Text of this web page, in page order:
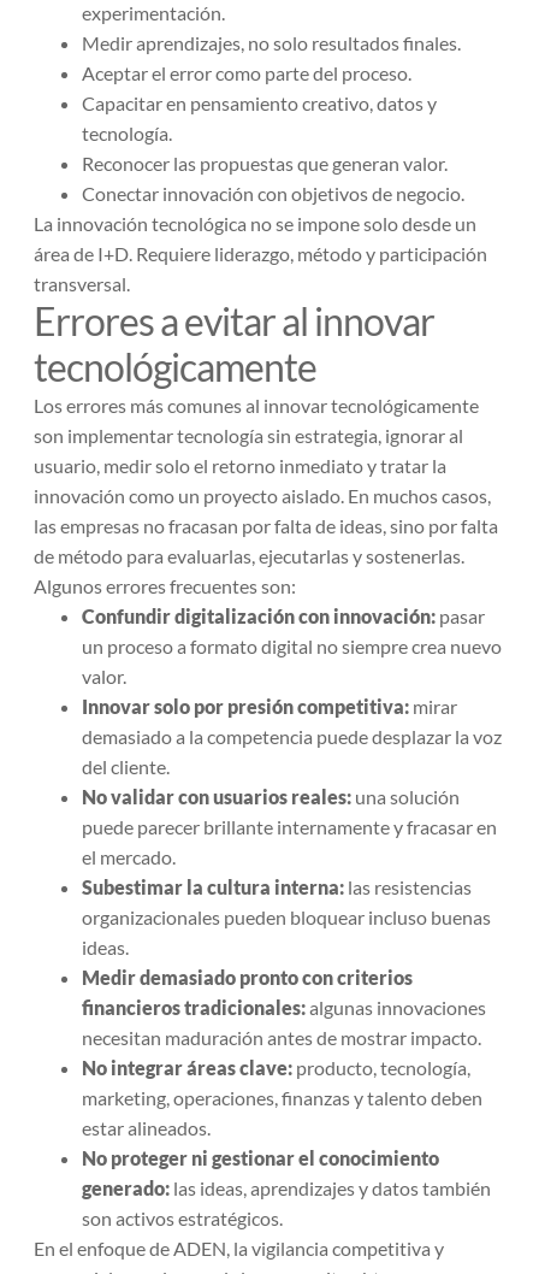
experimentación.
Medir aprendizajes, no solo resultados finales.
Aceptar el error como parte del proceso.
Capacitar en pensamiento creativo, datos y
tecnología.
Reconocer las propuestas que generan valor.
Conectar innovación con objetivos de negocio.
La innovación tecnológica no se impone solo desde un
área de I+D. Requiere liderazgo, método y participación
transversal.
Errores a evitar al innovar
tecnológicamente
Los errores más comunes al innovar tecnológicamente
son implementar tecnología sin estrategia, ignorar al
usuario, medir solo el retorno inmediato y tratar la
innovación como un proyecto aislado. En muchos casos,
las empresas no fracasan por falta de ideas, sino por falta
de método para evaluarlas, ejecutarlas y sostenerlas.
Algunos errores frecuentes son:
Confundir digitalización con innovación: pasar
un proceso a formato digital no siempre crea nuevo
valor.
Innovar solo por presión competitiva: mirar
demasiado a la competencia puede desplazar la voz
del cliente.
No validar con usuarios reales: una solución
puede parecer brillante internamente y fracasar en
el mercado.
Subestimar la cultura interna: las resistencias
organizacionales pueden bloquear incluso buenas
ideas.
Medir demasiado pronto con criterios
financieros tradicionales:algunas innovaciones
necesitan maduración antes de mostrar impacto.
No integrar áreas clave: producto, tecnología,
marketing, operaciones, finanzas y talento deben
estar alineados.
No proteger ni gestionar el conocimiento
generado: las ideas, aprendizajes y datos también
son activos estratégicos.
En el enfoque de ADEN, la vigilancia competitiva y